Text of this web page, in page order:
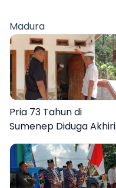
Madura
Pria 73 Tahun di
Sumenep Diduga Akhiri
Hidup Sendiri